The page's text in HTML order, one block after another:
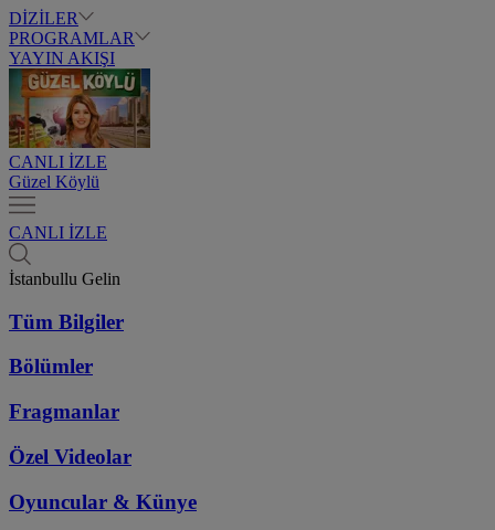
DİZİLER
PROGRAMLAR
YAYIN AKIŞI
CANLI İZLE
Güzel Köylü
CANLI İZLE
İstanbullu Gelin
Tüm Bilgiler
Bölümler
Fragmanlar
Özel Videolar
Oyuncular & Künye